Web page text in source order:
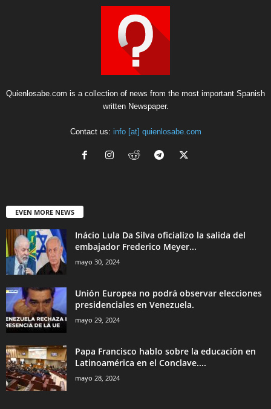
Quienlosabe.com is a collection of news from the most important Spanish
written Newspaper.
Contact us: info [at] quienlosabe.com
EVEN MORE NEWS
Inácio Lula Da Silva oficializo la salida del
embajador Frederico Meyer...
mayo 30, 2024
Unión Europea no podrá observar elecciones
presidenciales en Venezuela.
mayo 29, 2024
Papa Francisco hablo sobre la educación en
Latinoamérica en el Conclave....
mayo 28, 2024